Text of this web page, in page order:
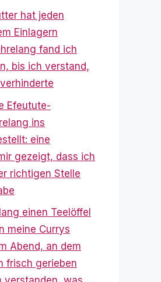
hat jeden
Einlagern
fand ich
bis ich verstand,
Efeutute-
ins
eine
gezeigt, dass ich
richtigen Stelle
einen Teelöffel
meine Currys
Abend, an dem
frisch gerieben